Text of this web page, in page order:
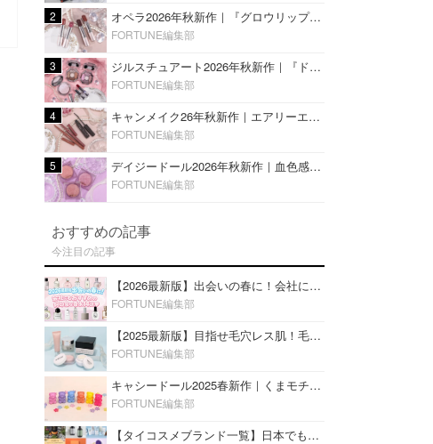
2 オペラ2026年秋新作｜『グロウリップティント』の新色・限定色はローズジャムカラー♡全4色をレビュー
FORTUNE編集部
3 ジルスチュアート2026年秋新作｜『ドレスドブルーム アイズ』新色や限定ハイライト・リップをレビュー
FORTUNE編集部
4 キャンメイク26年秋新作｜エアリーエクステンションライナー＆カールスナイパーマスカラ新色をレビュー
FORTUNE編集部
5 デイジードール2026年秋新作｜血色感が可愛い♡『パウダー ブラッシュ ブルーム』新3色をレビュー
FORTUNE編集部
おすすめの記事
今注目の記事
【2026最新版】出会いの春に！会社にもおすすめの好印象な香水14選♡ビジネスの場での香水マナーも
FORTUNE編集部
【2025最新版】目指せ毛穴レス肌！毛穴を埋めて隠す「おすすめ部分用下地＆プライマー」ランキング♡
FORTUNE編集部
キャシードール2025春新作｜くまモチーフのミニリップ「シャイニーベア リップモイスト」をレビュー♡
FORTUNE編集部
【タイコスメブランド一覧】日本でも人気沸騰中の“タイコスメ”ブランド20選！